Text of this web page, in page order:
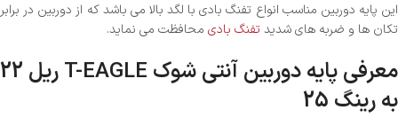
این پایه دوربین مناسب انواع تفنگ بادی با لگد بالا می باشد که از دوربین در برابر
تکان ها و ضربه های شدید تفنگ بادی محافظت می نماید.
معرفی پایه دوربین آنتی شوک T-EAGLE ریل 22
به رینگ 25